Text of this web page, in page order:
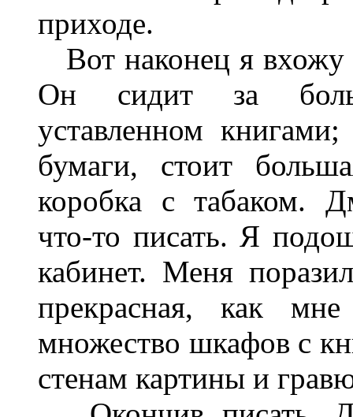
приходе.
Вот наконец я вхожу
Он сидит за
уставленном
бумаги, стоит
коробка с табаком.
что-то писать. Я
кабинет. Меня
прекрасная, как мне
множество шкафов с
стенам картины и